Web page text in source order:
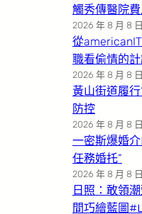
觸秀傳醫院
2026 年 8 月 8 日
從
職看偷情的
2026 年 8 月 8 日
黃山街道履
防控
2026 年 8 月 8 日
一密斯爆婚
任務婚托”
2026 年 8 月 8 日
日照：敢領
間巧繪藍圖#